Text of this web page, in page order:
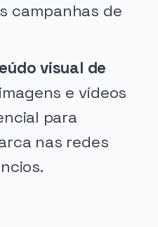
campanhas de
visual de
e vídeos
para
nas redes